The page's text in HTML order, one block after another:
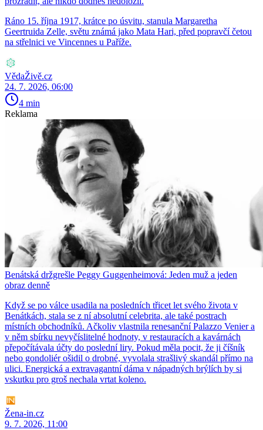
Ráno 15. října 1917, krátce po úsvitu, stanula Margaretha
Geertruida Zelle, světu známá jako Mata Hari, před popravčí četou
na střelnici ve Vincennes u Paříže.
VědaŽivě.cz
24. 7. 2026, 06:00
4 min
Reklama
Benátská držgrešle Peggy Guggenheimová: Jeden muž a jeden
obraz denně
Když se po válce usadila na posledních třicet let svého života v
Benátkách, stala se z ní absolutní celebrita, ale také postrach
místních obchodníků. Ačkoliv vlastnila renesanční Palazzo Venier a
v něm sbírku nevyčíslitelné hodnoty, v restauracích a kavárnách
přepočítávala účty do poslední liry. Pokud měla pocit, že ji číšník
nebo gondoliér ošidil o drobné, vyvolala strašlivý skandál přímo na
ulici. Energická a extravagantní dáma v nápadných brýlích by si
vskutku pro groš nechala vrtat koleno.
Žena-in.cz
9. 7. 2026, 11:00